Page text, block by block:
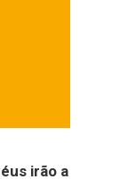
irão a